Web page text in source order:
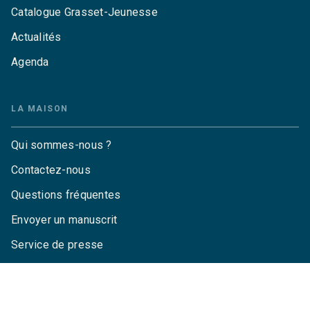
Catalogue Grasset-Jeunesse
Actualités
Agenda
LA MAISON
Qui sommes-nous ?
Contactez-nous
Questions fréquentes
Envoyer un manuscrit
Service de presse